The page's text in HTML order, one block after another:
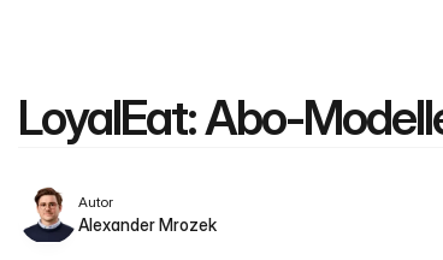
LoyalEat: Abo-
Autor
Alexander Mrozek